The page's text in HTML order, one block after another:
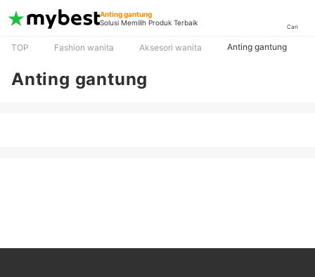
Anting gantung
Solusi Memilih Produk Terbaik
Cari
TOP Fashion wanita Aksesori wanita Anting gantung
Anting gantung